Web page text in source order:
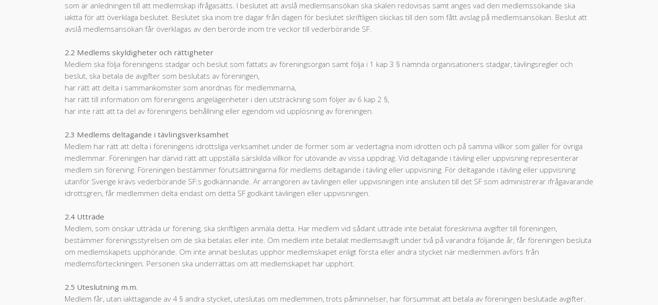
som är anledningen till att medlemskap ifrågasätts. I beslutet att avslå medlemsansökan ska skälen redovisas samt anges vad den medlemssökande ska
iaktta för att överklaga beslutet. Beslutet ska inom tre dagar från dagen för beslutet skriftligen skickas till den som fått avslag på medlemsansökan. Beslut att
avslå medlemsansökan får överklagas av den berörde inom tre veckor till vederbörande SF.
2.2 Medlems skyldigheter och rättigheter
Medlem ska följa föreningens stadgar och beslut som fattats av föreningsorgan samt följa i 1 kap 3 § nämnda organisationers stadgar, tävlingsregler och
beslut, ska betala de avgifter som beslutats av föreningen,
har rätt att delta i sammankomster som anordnas för medlemmarna,
har rätt till information om föreningens angelägenheter i den utsträckning som följer av 6 kap 2 §,
har inte rätt att ta del av föreningens behållning eller egendom vid upplösning av föreningen.
2.3 Medlems deltagande i tävlingsverksamhet
Medlem har rätt att delta i föreningens idrottsliga verksamhet under de former som är vedertagna inom idrotten och på samma villkor som gäller för övriga
medlemmar. Föreningen har därvid rätt att uppställa särskilda villkor för utövande av vissa uppdrag. Vid deltagande i tävling eller uppvisning representerar
medlem sin förening. Föreningen bestämmer förutsättningarna för medlems deltagande i tävling eller uppvisning. För deltagande i tävling eller uppvisning
utanför Sverige krävs vederbörande SF:s godkännande. Är arrangören av tävlingen eller uppvisningen inte ansluten till det SF som administrerar ifrågavarande
idrottsgren, får medlemmen delta endast om detta SF godkänt tävlingen eller uppvisningen.
2.4 Utträde
Medlem, som önskar utträda ur förening, ska skriftligen anmäla detta. Har medlem vid sådant utträde inte betalat föreskrivna avgifter till föreningen,
bestämmer föreningsstyrelsen om de ska betalas eller inte. Om medlem inte betalat medlemsavgift under två på varandra följande år, får föreningen besluta
om medlemskapets upphörande. Om inte annat beslutas upphör medlemskapet enligt första eller andra stycket när medlemmen avförs från
medlemsförteckningen. Personen ska underrättas om att medlemskapet har upphört.
2.5 Uteslutning m.m.
Medlem får, utan iakttagande av 4 § andra stycket, uteslutas om medlemmen, trots påminnelser, har försummat att betala av föreningen beslutade avgifter.